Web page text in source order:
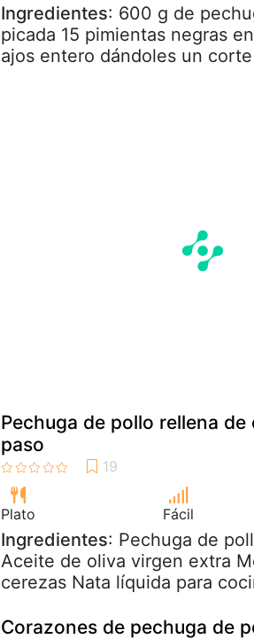
Ingredientes: 600 g de
picada 15 pimientas negras
ajos entero dándoles un
Pechuga de pollo rellena
paso
Plato Fácil
Ingredientes: Pechuga de
Aceite de oliva virgen extra
cerezas Nata líquida para
Corazones de pechuga de